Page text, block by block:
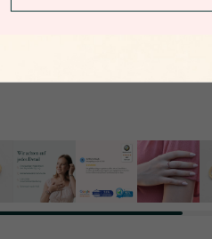
Mit